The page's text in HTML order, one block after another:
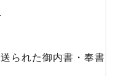
られた御内書・奉書